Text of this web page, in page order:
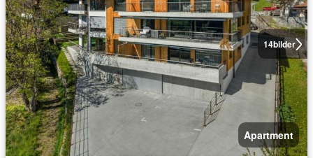
14bilder
Apartment